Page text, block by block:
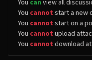
You can view all
You cannot start a new
You cannot start on a
You cannot upload
You cannot download